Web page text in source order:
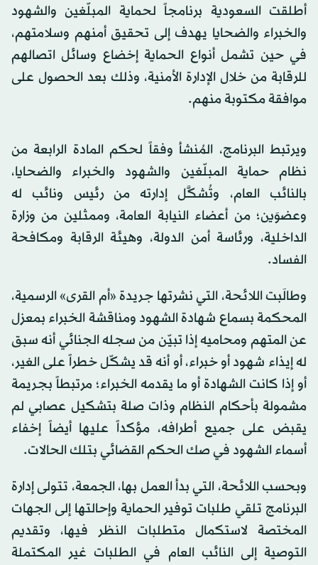
أطلقت السعودية برنامجاً لحماية المبلّغين والشهود
والخبراء والضحايا يهدف إلى تحقيق أمنهم وسلامتهم،
في حين تشمل أنواع الحماية إخضاع وسائل اتصالهم
للرقابة من خلال الإدارة الأمنية، وذلك بعد الحصول على
موافقة مكتوبة منهم.
ويرتبط البرنامج، المُنشأ وفقاً لحكم المادة الرابعة من
نظام حماية المبلّغين والشهود والخبراء والضحايا،
بالنائب العام، وتُشكَّل إدارته من رئيس ونائب له
وعضوَين؛ من أعضاء النيابة العامة، وممثلين من وزارة
الداخلية، ورئاسة أمن الدولة، وهيئة الرقابة ومكافحة
الفساد.
وطالَبت اللائحة، التي نشرتها جريدة «أم القرى» الرسمية،
المحكمة بسماع شهادة الشهود ومناقشة الخبراء بمعزل
عن المتهم ومحاميه إذا تبيّن من سجله الجنائي أنه سبق
له إيذاء شهود أو خبراء، أو أنه قد يشكّل خطراً على الغير،
أو إذا كانت الشهادة أو ما يقدمه الخبراء؛ مرتبطاً بجريمة
مشمولة بأحكام النظام وذات صلة بتشكيل عصابي لم
يقبض على جميع أطرافه، مؤكداً عليها أيضاً إخفاء
أسماء الشهود في صك الحكم القضائي بتلك الحالات.
وبحسب اللائحة، التي بدأ العمل بها، الجمعة، تتولى إدارة
البرنامج تلقي طلبات توفير الحماية وإحالتها إلى الجهات
المختصة لاستكمال متطلبات النظر فيها، وتقديم
التوصية إلى النائب العام في الطلبات غير المكتملة